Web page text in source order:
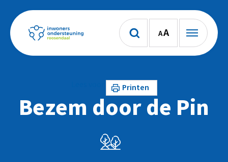
AA
Printen
Bezem door de Pin